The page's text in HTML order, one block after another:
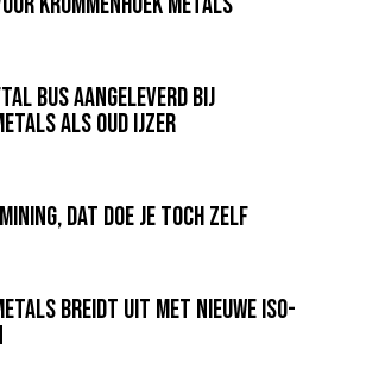
bus aangeleverd bij
als oud ijzer
dat doe je toch zelf
breidt uit met nieuwe ISO-